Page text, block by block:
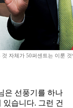
자체가 50퍼센트는 이룬 것
은 선풍기를 하나
습니다. 그런 건